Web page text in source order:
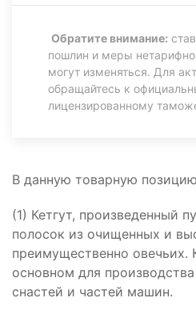
Обратите внимание:
пошлин и меры
могут изменяться. Для
обращайтесь к
лицензированному
В данную товарную
(1) Кетгут, произведенный
полосок из очищенных и
преимущественно овечьих.
основном для
снастей и частей машин.